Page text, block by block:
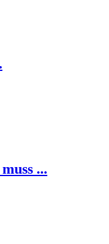
...